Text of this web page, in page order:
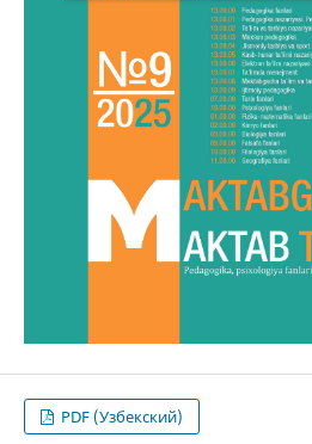
PDF (Узбекский)